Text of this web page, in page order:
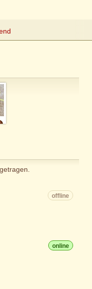
offline
online